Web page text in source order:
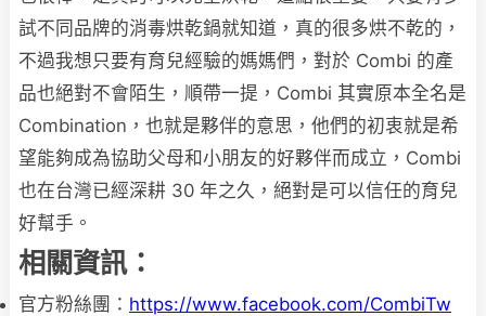
試不同品牌的消毒烘乾鍋就知道，真的很多烘不乾的，
不過我想只要有育兒經驗的媽媽們，對於 Combi 的產
品也絕對不會陌生，順帶一提，Combi 其實原本全名是
Combination，也就是夥伴的意思，他們的初衷就是希
望能夠成為協助父母和小朋友的好夥伴而成立，Combi
也在台灣已經深耕 30 年之久，絕對是可以信任的育兒
好幫手。
相關資訊：
官方粉絲團： https://www.facebook.com/CombiTw